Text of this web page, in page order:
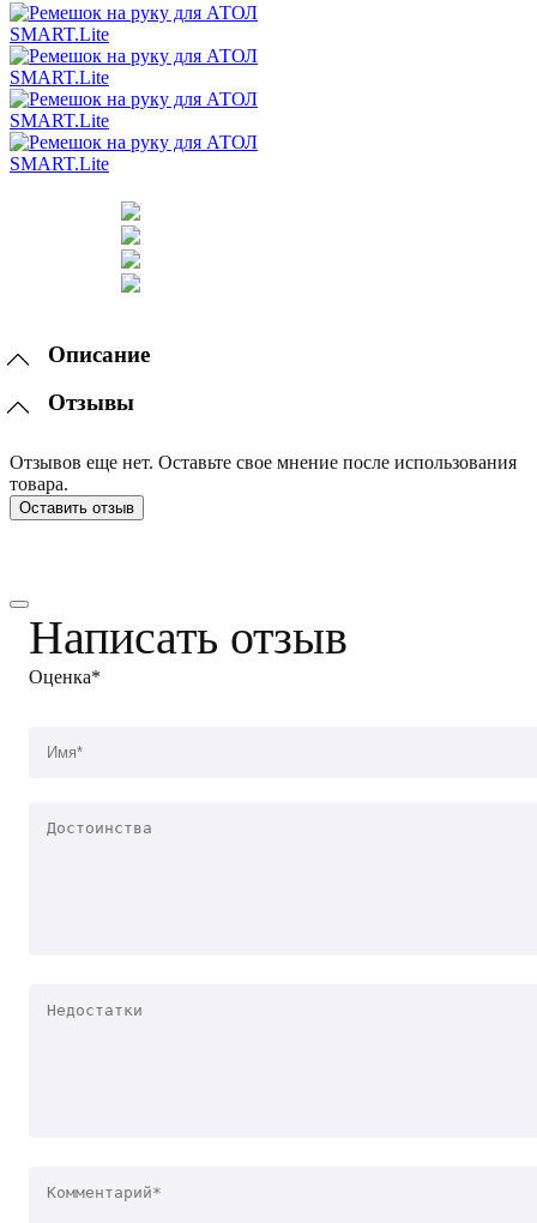
Описание
Отзывы
Отзывов еще нет. Оставьте свое мнение после использования
товара.
Оставить отзыв
Написать отзыв
Оценка*